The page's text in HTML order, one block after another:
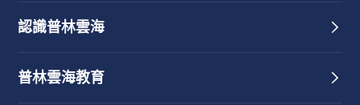
認識普林雲海
普林雲海教育